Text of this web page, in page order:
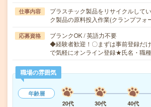
仕事内容
プラスチック製品をリサイクルして
ク製品の原料投入作業(クランプフ
応募資格
ブランクOK / 英語力不要
◆経験者歓迎！〇まずは事前登録だ
で気軽にオンライン登録★氏名・職
職場の雰囲気
年齢層
20代
30代 40代